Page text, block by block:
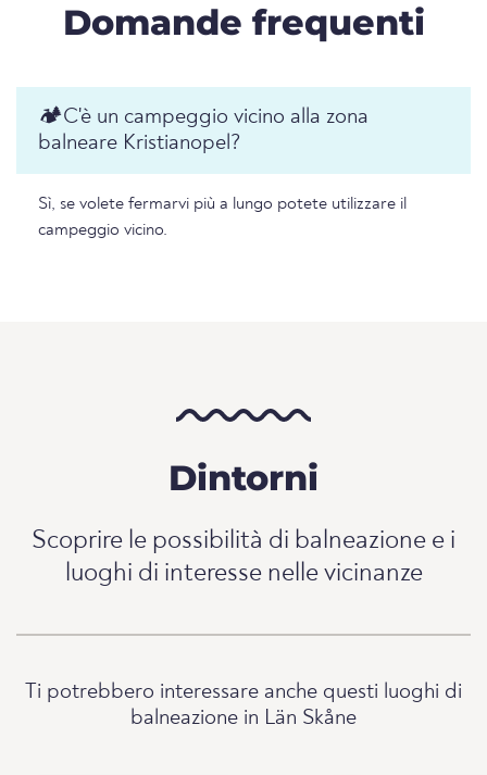
Domande frequenti
🏕️️C'è un campeggio vicino alla zona
balneare Kristianopel?
Sì, se volete fermarvi più a lungo potete utilizzare il
campeggio vicino.
Dintorni
Scoprire le possibilità di balneazione e i
luoghi di interesse nelle vicinanze
Ti potrebbero interessare anche questi luoghi di
balneazione in Län Skåne